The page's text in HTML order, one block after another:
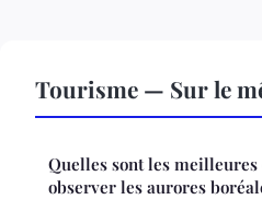
Tourisme — Sur le
Quelles sont les
observer les aurores